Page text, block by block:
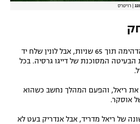
רויטרס
דקה 2: לגאנס כמעט הדהימה תוך 65 שניות, אבל לונין שלח יד
המסוכנת של דייגו גרסיה. בכל
הציל את ריאל, והפעם המהלך נחשב כשהוא
אוסקר.
ראשונה של ריאל מדריד, אבל אנדריק בעט לא